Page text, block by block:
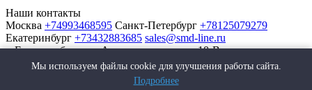
Наши контакты
Москва +74993468595 Санкт-Петербург +78125079279
Екатеринбург +73432883685 sales@smd-line.ru
г. Екатеринбург, ул. Автомагистральная 10-В
Мы используем файлы cookie для улучшения работы сайта.
Подробнее